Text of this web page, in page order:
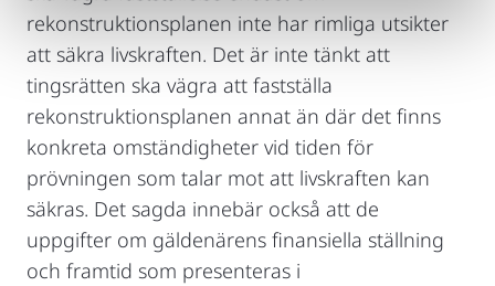
rekonstruktionsplanen inte har rimliga utsikter
att säkra livskraften. Det är inte tänkt att
tingsrätten ska vägra att fastställa
rekonstruktionsplanen annat än där det finns
konkreta omständigheter vid tiden för
prövningen som talar mot att livskraften kan
säkras. Det sagda innebär också att de
uppgifter om gäldenärens finansiella ställning
och framtid som presenteras i